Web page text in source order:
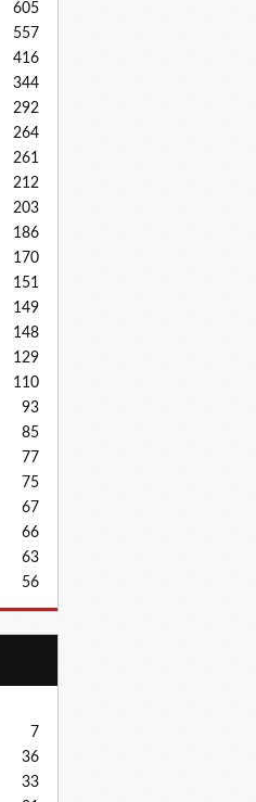
605
557
416
344
292
264
261
212
203
186
170
151
149
148
129
110
93
85
77
75
67
66
63
56
7
36
33